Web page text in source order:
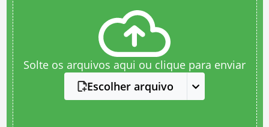
Solte os arquivos aqui ou clique para enviar
Escolher arquivo